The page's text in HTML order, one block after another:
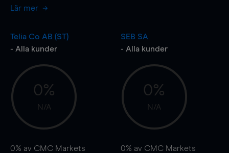
Lär mer
Telia Co AB (ST)
- Alla kunder
0%
N/A
0% av CMC Markets
SEB SA
- Alla kunder
0%
N/A
0% av CMC Markets